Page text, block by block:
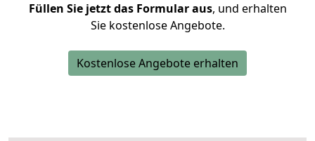
Füllen Sie jetzt das Formular aus, und erhalten
Sie kostenlose Angebote.
Kostenlose Angebote erhalten